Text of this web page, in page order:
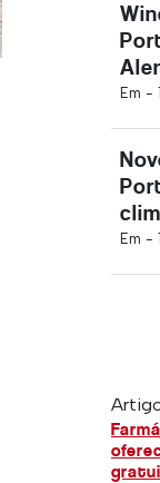
Em -
Em -